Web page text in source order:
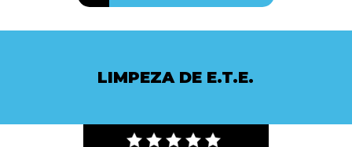
LIMPEZA DE E.T.E.